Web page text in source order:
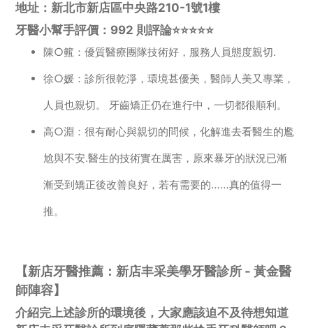
地址：新北市新店區中央路210-1號1樓
牙醫小幫手評價：992 則評論⭐️⭐️⭐️⭐️⭐️
陳○籈：優質醫療團隊技術好，服務人員態度親切.
徐○媛：診所很乾淨，環境甚優美，醫師人美又專業，
人員也親切。 牙齒矯正仍在進行中，一切都很順利。
高○淵：很有耐心與親切的問候，化解進去看醫生的尷
尬與不安.醫生的技術實在厲害，原來暴牙的狀況已漸
漸受到矯正後改善良好，若有需要的……真的值得一
推。
【新店牙醫推薦：新店丰采美學牙醫診所 - 黃金醫
師陣容】
介紹完上述診所的環境後，大家應該迫不及待想知道